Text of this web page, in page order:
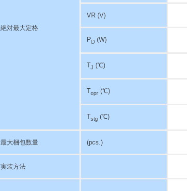
絶対最大定格
VR (V)
PD (W)
TJ (℃)
Topr (℃)
Tstg (℃)
最大梱包数量 (pcs.)
実装方法